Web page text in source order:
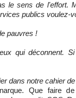
le sens de l'effort.
publics voulez-
pauvres !
qui déconnent. Si
dans notre cahier
Que faire